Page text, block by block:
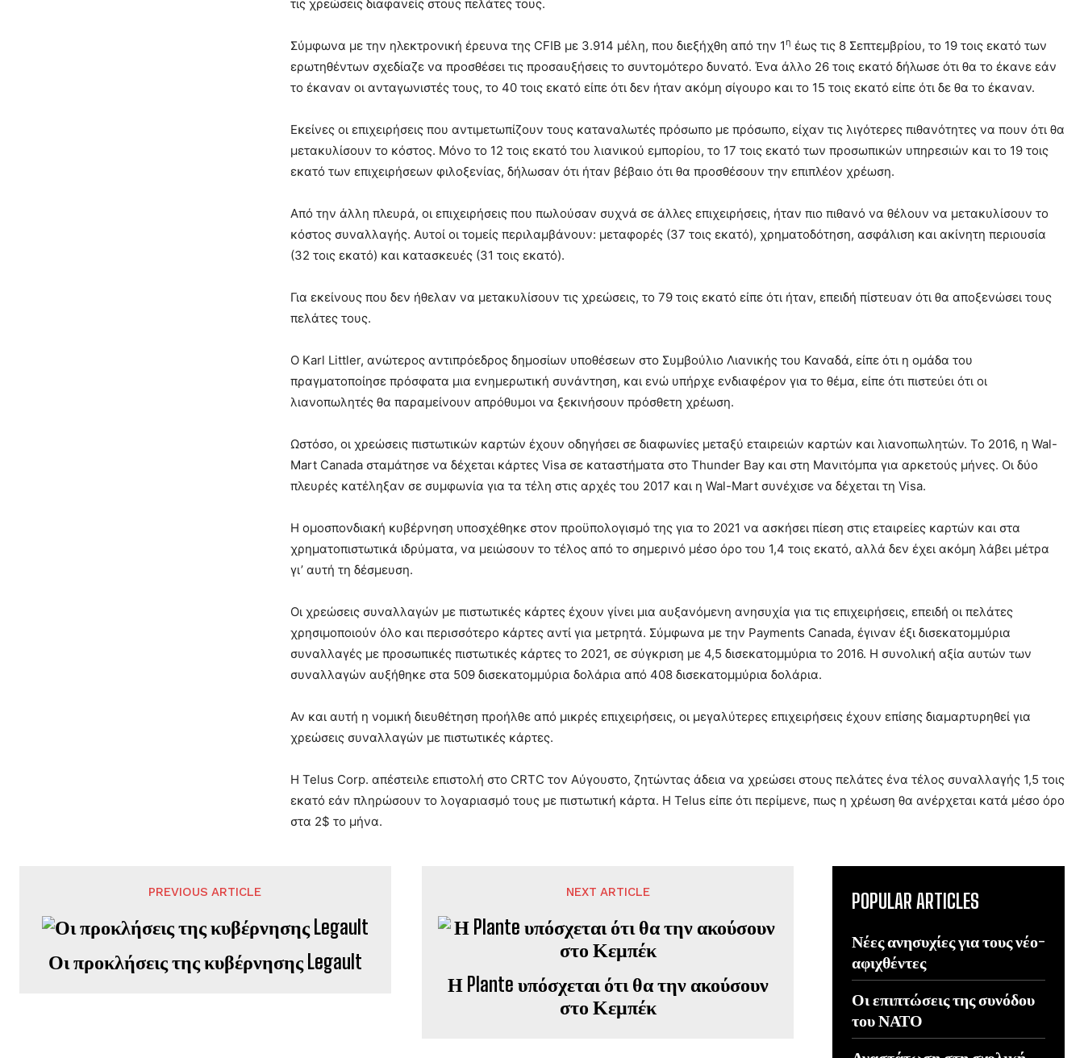
τις χρεώσεις διαφανείς στους πελάτες τους.
Σύμφωνα με την ηλεκτρονική έρευνα της CFIB με 3.914 μέλη, που διεξήχθη από την 1η έως τις 8 Σεπτεμβρίου, το 19 τοις εκατό των
ερωτηθέντων σχεδίαζε να προσθέσει τις προσαυξήσεις το συντομότερο δυνατό. Ένα άλλο 26 τοις εκατό δήλωσε ότι θα το έκανε εάν
το έκαναν οι ανταγωνιστές τους, το 40 τοις εκατό είπε ότι δεν ήταν ακόμη σίγουρο και το 15 τοις εκατό είπε ότι δε θα το έκαναν.
Εκείνες οι επιχειρήσεις που αντιμετωπίζουν τους καταναλωτές πρόσωπο με πρόσωπο, είχαν τις λιγότερες πιθανότητες να πουν ότι θα
μετακυλίσουν το κόστος. Μόνο το 12 τοις εκατό του λιανικού εμπορίου, το 17 τοις εκατό των προσωπικών υπηρεσιών και το 19 τοις
εκατό των επιχειρήσεων φιλοξενίας, δήλωσαν ότι ήταν βέβαιο ότι θα προσθέσουν την επιπλέον χρέωση.
Από την άλλη πλευρά, οι επιχειρήσεις που πωλούσαν συχνά σε άλλες επιχειρήσεις, ήταν πιο πιθανό να θέλουν να μετακυλίσουν το
κόστος συναλλαγής. Αυτοί οι τομείς περιλαμβάνουν: μεταφορές (37 τοις εκατό), χρηματοδότηση, ασφάλιση και ακίνητη περιουσία
(32 τοις εκατό) και κατασκευές (31 τοις εκατό).
Για εκείνους που δεν ήθελαν να μετακυλίσουν τις χρεώσεις, το 79 τοις εκατό είπε ότι ήταν, επειδή πίστευαν ότι θα αποξενώσει τους
πελάτες τους.
Ο Karl Littler, ανώτερος αντιπρόεδρος δημοσίων υποθέσεων στο Συμβούλιο Λιανικής του Καναδά, είπε ότι η ομάδα του
πραγματοποίησε πρόσφατα μια ενημερωτική συνάντηση, και ενώ υπήρχε ενδιαφέρον για το θέμα, είπε ότι πιστεύει ότι οι
λιανοπωλητές θα παραμείνουν απρόθυμοι να ξεκινήσουν πρόσθετη χρέωση.
Ωστόσο, οι χρεώσεις πιστωτικών καρτών έχουν οδηγήσει σε διαφωνίες μεταξύ εταιρειών καρτών και λιανοπωλητών. Το 2016, η Wal-
Mart Canada σταμάτησε να δέχεται κάρτες Visa σε καταστήματα στο Thunder Bay και στη Μανιτόμπα για αρκετούς μήνες. Οι δύο
πλευρές κατέληξαν σε συμφωνία για τα τέλη στις αρχές του 2017 και η Wal-Mart συνέχισε να δέχεται τη Visa.
Η ομοσπονδιακή κυβέρνηση υποσχέθηκε στον προϋπολογισμό της για το 2021 να ασκήσει πίεση στις εταιρείες καρτών και στα
χρηματοπιστωτικά ιδρύματα, να μειώσουν το τέλος από το σημερινό μέσο όρο του 1,4 τοις εκατό, αλλά δεν έχει ακόμη λάβει μέτρα
γι’ αυτή τη δέσμευση.
Οι χρεώσεις συναλλαγών με πιστωτικές κάρτες έχουν γίνει μια αυξανόμενη ανησυχία για τις επιχειρήσεις, επειδή οι πελάτες
χρησιμοποιούν όλο και περισσότερο κάρτες αντί για μετρητά. Σύμφωνα με την Payments Canada, έγιναν έξι δισεκατομμύρια
συναλλαγές με προσωπικές πιστωτικές κάρτες το 2021, σε σύγκριση με 4,5 δισεκατομμύρια το 2016. Η συνολική αξία αυτών των
συναλλαγών αυξήθηκε στα 509 δισεκατομμύρια δολάρια από 408 δισεκατομμύρια δολάρια.
Αν και αυτή η νομική διευθέτηση προήλθε από μικρές επιχειρήσεις, οι μεγαλύτερες επιχειρήσεις έχουν επίσης διαμαρτυρηθεί για
χρεώσεις συναλλαγών με πιστωτικές κάρτες.
Η Telus Corp. απέστειλε επιστολή στο CRTC τον Αύγουστο, ζητώντας άδεια να χρεώσει στους πελάτες ένα τέλος συναλλαγής 1,5 τοις
εκατό εάν πληρώσουν το λογαριασμό τους με πιστωτική κάρτα. Η Telus είπε ότι περίμενε, πως η χρέωση θα ανέρχεται κατά μέσο όρο
στα 2$ το μήνα.
PREVIOUS ARTICLE
Οι προκλήσεις της κυβέρνησης Legault
NEXT ARTICLE
Η Plante υπόσχεται ότι θα την ακούσουν
στο Κεμπέκ
POPULAR ARTICLES
Νέες ανησυχίες για τους νέο-
αφιχθέντες
Οι επιπτώσεις της συνόδου
του ΝΑΤΟ